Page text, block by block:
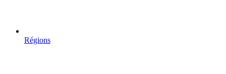
Régions